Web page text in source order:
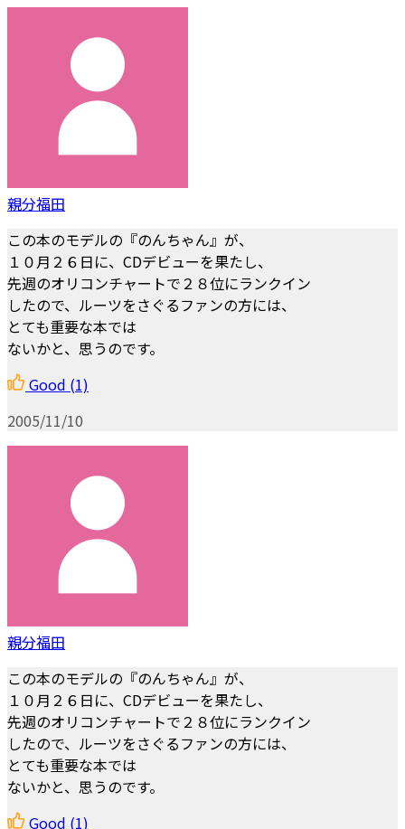
親分福田
この本のモデルの『のんちゃん』が、
１０月２６日に、CDデビューを果たし、
先週のオリコンチャートで２８位にランクイン
したので、ルーツをさぐるファンの方には、
とても重要な本では
ないかと、思うのです。
Good (1)
2005/11/10
親分福田
この本のモデルの『のんちゃん』が、
１０月２６日に、CDデビューを果たし、
先週のオリコンチャートで２８位にランクイン
したので、ルーツをさぐるファンの方には、
とても重要な本では
ないかと、思うのです。
Good (1)